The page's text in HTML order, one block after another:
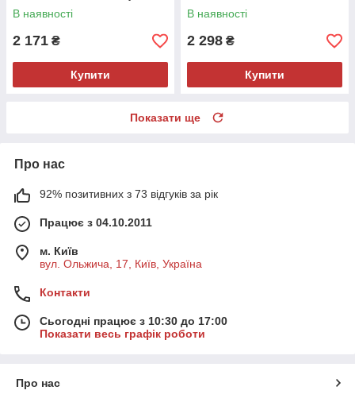
Model 5127
В наявності
2 171 ₴
Купити
В наявності
2 298 ₴
Купити
Показати ще
Про нас
92% позитивних з 73 відгуків за рік
Працює з 04.10.2011
м. Київ
вул. Ольжича, 17, Київ, Україна
Контакти
Сьогодні працює з 10:30 до 17:00
Показати весь графік роботи
Про нас